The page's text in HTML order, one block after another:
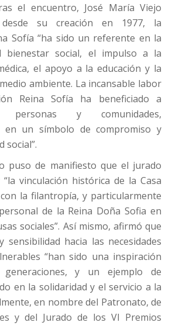
el encuentro, José María Viejo
su creación en 1977, la
Sofía “ha sido un referente en la
bienestar social, el impulso a la
el apoyo a la educación y la
ambiente. La incansable labor
Reina Sofía ha beneficiado a
personas y comunidades,
en un símbolo de compromiso y
social”.
puso de manifiesto que el jurado
vinculación histórica de la Casa
la filantropía, y particularmente
de la Reina Doña Sofia en
sociales”. Así mismo, afirmó que
sensibilidad hacia las necesidades
“han sido una inspiración
generaciones, y un ejemplo de
en la solidaridad y el servicio a la
en nombre del Patronato, de
y del Jurado de los VI Premios